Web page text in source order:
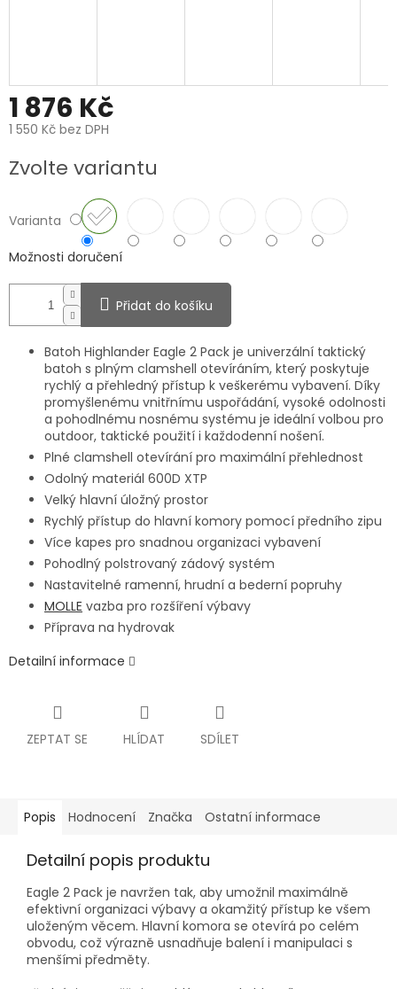
1 876 Kč
1 550 Kč bez DPH
cena:
Zvolte variantu
Varianta
Možnosti doručení
Přidat do košíku
Batoh Highlander Eagle 2 Pack je univerzální taktický
batoh s plným clamshell otevíráním, který poskytuje
rychlý a přehledný přístup k veškerému vybavení. Díky
promyšlenému vnitřnímu uspořádání, vysoké odolnosti
a pohodlnému nosnému systému je ideální volbou pro
outdoor, taktické použití i každodenní nošení.
Plné clamshell otevírání pro maximální přehlednost
Odolný materiál 600D XTP
Velký hlavní úložný prostor
Rychlý přístup do hlavní komory pomocí předního zipu
Více kapes pro snadnou organizaci vybavení
Pohodlný polstrovaný zádový systém
Nastavitelné ramenní, hrudní a bederní popruhy
MOLLE vazba pro rozšíření výbavy
Příprava na hydrovak
Detailní informace
ZEPTAT SE HLÍDAT SDÍLET
Popis Hodnocení Značka Ostatní informace
Detailní popis produktu
Eagle 2 Pack je navržen tak, aby umožnil maximálně
efektivní organizaci výbavy a okamžitý přístup ke všem
uloženým věcem. Hlavní komora se otevírá po celém
obvodu, což výrazně usnadňuje balení i manipulaci s
menšími předměty.